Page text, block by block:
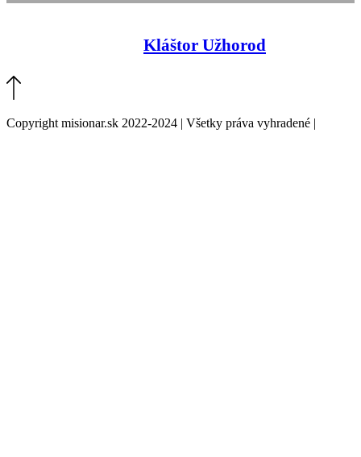
Kláštor Užhorod
Copyright misionar.sk 2022-2024 | Všetky práva vyhradené |